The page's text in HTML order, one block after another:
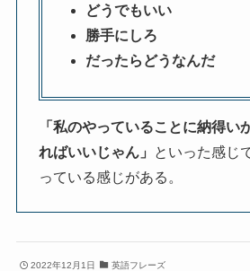
どうでもいい
勝手にしろ
だったらどうなんだ
「私のやっていることに納得い
ればいいじゃん」
といった感じ
っている感じがある。
2022年12月1日 英語フレーズ